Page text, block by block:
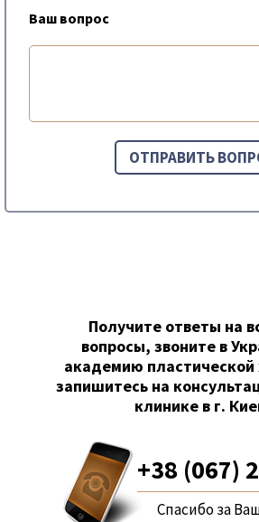
Ваш вопрос
Получите ответы на
вопросы, звоните в
академию пластической
запишитесь на
клинике в г.
+38 (067)
Спасибо за